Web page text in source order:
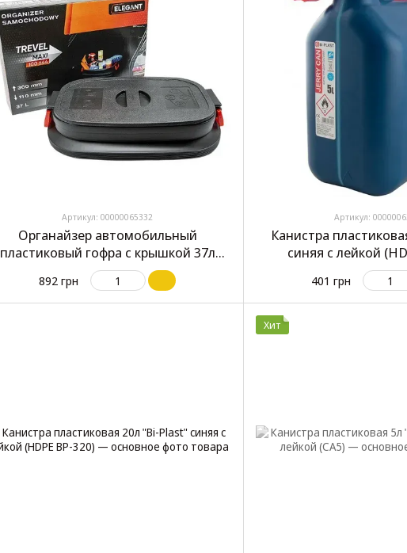
Артикул: 00000065332
Органайзер автомобильный
пластиковый гофра с крышкой 37л
"Elegant" 100 644
892 грн
Артикул:
Канистра
синяя с лейкой
401 грн
Хит